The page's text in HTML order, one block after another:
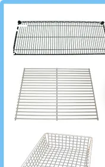
HAUS
PRODUKTE
ÜBER
UNS
Rights
Reserved.